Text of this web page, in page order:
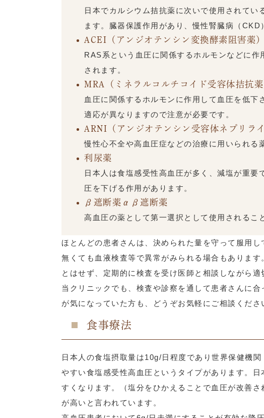
日本でカルシウム拮抗薬に次いで使用されて
ます。臓器保護作用があり、慢性腎臓病（
ACEI（アンジオテンシン変換酵素阻害薬）
RAS系という血圧に関係するホルモンなどに
されます。
MRA（ミネラルコルチコイド受容体拮抗薬
血圧に関係するホルモンに作用して血圧を低
適応が異なりますので注意が必要です。
ARNI（アンジオテンシン受容体ネプリラ
慢性心不全や高血圧症などの治療に用いられる
利尿薬
日本人は食塩感受性高血圧が多く、減塩が重
圧を下げる作用があります。
β遮断薬αβ遮断薬
高血圧の薬として第一選択として使用されるこ
ほとんどの患者さんは、決められた量を守って服用
無くても血液検査等で異常がみられる場合もありま
とはせず、定期的に検査を受け医師と相談しながら適
当クリニックでも、検査や診察を通して患者さんに
が気になっていた方も、どうぞお気軽にご相談くださ
食事療法
日本人の食塩摂取量は10g/日程度であり世界保健機
やすい食塩感受性高血圧というタイプがあります。
すくなります。（塩分をひかえることで血圧が改善
が高いと言われています。